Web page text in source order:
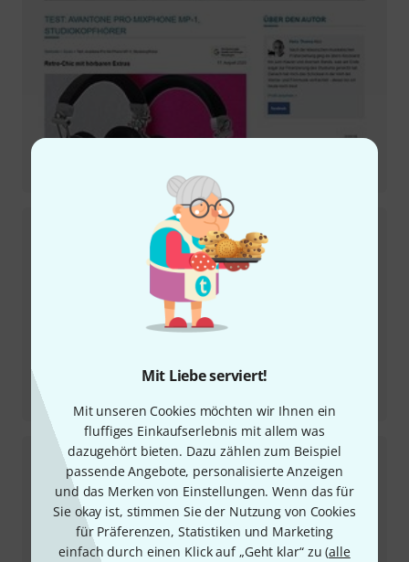
Mit Liebe serviert!
Mit unseren Cookies möchten wir Ihnen ein
fluffiges Einkaufserlebnis mit allem was
dazugehört bieten. Dazu zählen zum Beispiel
passende Angebote, personalisierte Anzeigen
und das Merken von Einstellungen. Wenn das für
Sie okay ist, stimmen Sie der Nutzung von Cookies
für Präferenzen, Statistiken und Marketing
einfach durch einen Klick auf „Geht klar“ zu (alle
Testbericht
Kick